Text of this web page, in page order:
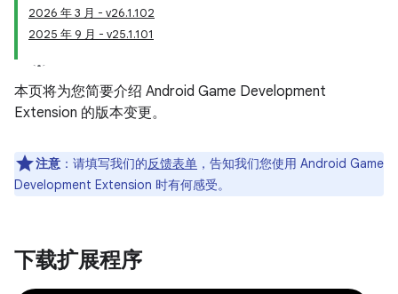
2026 年 3 月 - v26.1.102
2025 年 9 月 - v25.1.101
本页将为您简要介绍 Android Game Development
Extension 的版本变更。
注意 ： 请填写我们的反馈表单 ，告知我们您使用 Android Game
Development Extension 时有何感受。
下载扩展程序